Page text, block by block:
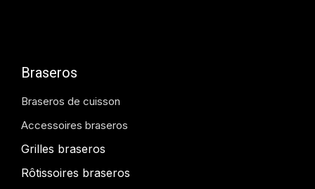
Braseros
Braseros de cuisson
Accessoires braseros
Grilles braseros
Rôtissoires braseros